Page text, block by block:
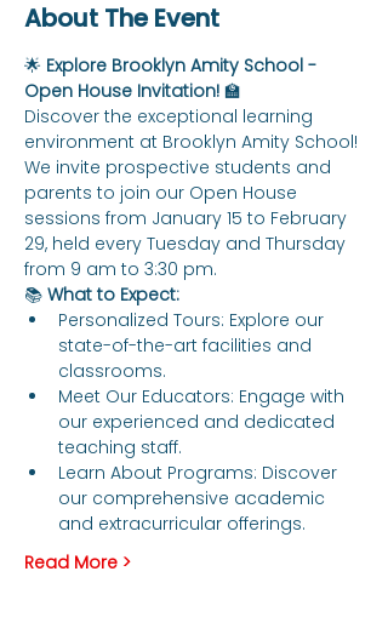
About The Event
🌟 Explore Brooklyn Amity School -
Open House Invitation! 🏫
Discover the exceptional learning
environment at Brooklyn Amity School!
We invite prospective students and
parents to join our Open House
sessions from January 15 to February
29, held every Tuesday and Thursday
from 9 am to 3:30 pm.
📚 What to Expect:
Personalized Tours: Explore our
state-of-the-art facilities and
classrooms.
Meet Our Educators: Engage with
our experienced and dedicated
teaching staff.
Learn About Programs: Discover
our comprehensive academic
and extracurricular offerings.
Read More >